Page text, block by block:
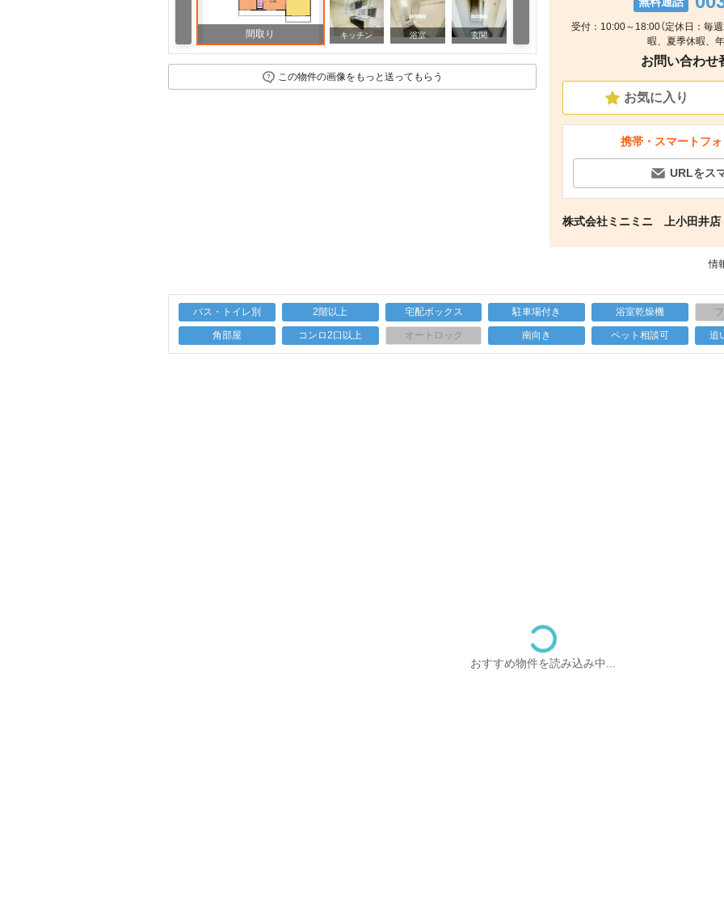
間取り キッチン 浴室 玄関
この物件の画像をもっと送ってもらう
受付：10:00～18:00（定休日：毎
暇、夏季休暇、
お問い合わせ
お気に入り
携帯・スマートフ
URLをス
株式会社ミニミニ 上小田井店
情
バス・トイレ別 2階以上 宅配ボックス 駐車場付き 浴室乾燥機
角部屋 コンロ2口以上 オートロック 南向き ペット相談可 追
おすすめ物件を読み込み中...